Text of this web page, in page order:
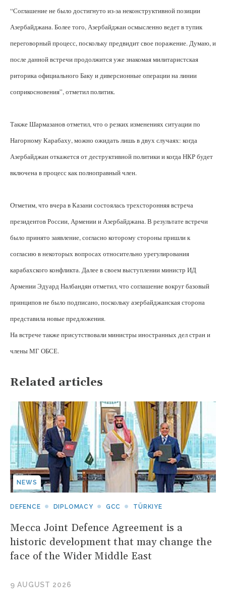
“Соглашение не было достигнуто из-за неконструктивной позиции
Азербайджана. Более того, Азербайджан осмысленно ведет в тупик
переговорный процесс, поскольку предвидит свое поражение. Думаю, и
после данной встречи продолжится уже знакомая милитаристская
риторика официального Баку и диверсионные операции на линии
соприкосновения”, отметил политик.
Также Шармазанов отметил, что о резких изменениях ситуации по
Нагорному Карабаху, можно ожидать лишь в двух случаях: когда
Азербайджан откажется от деструктивной политики и когда НКР будет
включена в процесс как полноправный член.
Отметим, что вчера в Казани состоялась трехсторонняя встреча
президентов России, Армении и Азербайджана. В результате встречи
было принято заявление, согласно которому стороны пришли к
согласию в некоторых вопросах относительно урегулирования
карабахского конфликта. Далее в своем выступлении министр ИД
Армении Эдуард Налбандян отметил, что соглашение вокруг базовый
принципов не было подписано, поскольку азербайджанская сторона
представила новые предложения.
На встрече также присутствовали министры иностранных дел стран и
члены МГ ОБСЕ.
Related articles
NEWS
DEFENCE DIPLOMACY GCC TÜRKIYE
Mecca Joint Defence Agreement is a
historic development that may change the
face of the Wider Middle East
9 AUGUST 2026